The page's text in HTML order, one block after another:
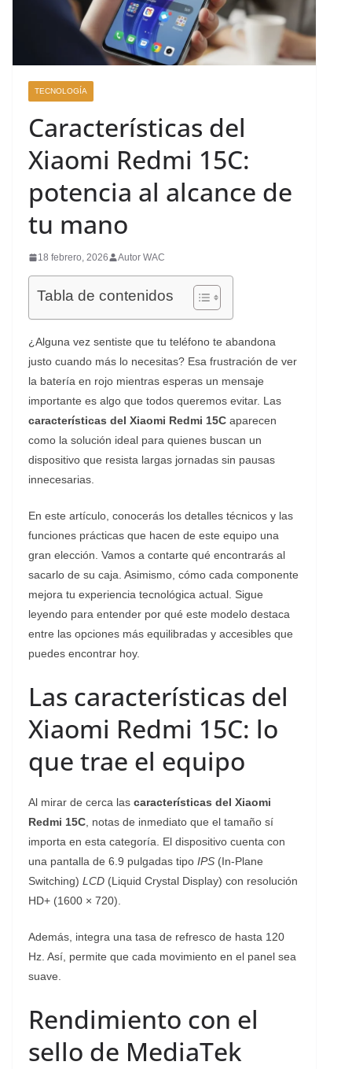
TECNOLOGÍA
Características del
Xiaomi Redmi 15C:
potencia al alcance de
tu mano
18 febrero, 2026 Autor WAC
Tabla de contenidos
¿Alguna vez sentiste que tu teléfono te abandona
justo cuando más lo necesitas? Esa frustración de ver
la batería en rojo mientras esperas un mensaje
importante es algo que todos queremos evitar. Las
características del Xiaomi Redmi 15C aparecen
como la solución ideal para quienes buscan un
dispositivo que resista largas jornadas sin pausas
innecesarias.
En este artículo, conocerás los detalles técnicos y las
funciones prácticas que hacen de este equipo una
gran elección. Vamos a contarte qué encontrarás al
sacarlo de su caja. Asimismo, cómo cada componente
mejora tu experiencia tecnológica actual. Sigue
leyendo para entender por qué este modelo destaca
entre las opciones más equilibradas y accesibles que
puedes encontrar hoy.
Las características del
Xiaomi Redmi 15C: lo
que trae el equipo
Al mirar de cerca las características del Xiaomi
Redmi 15C , notas de inmediato que el tamaño sí
importa en esta categoría. El dispositivo cuenta con
una pantalla de 6.9 pulgadas tipo IPS (In-Plane
Switching) LCD (Liquid Crystal Display) con resolución
HD+ (1600 × 720).
Además, integra una tasa de refresco de hasta 120
Hz. Así, permite que cada movimiento en el panel sea
suave.
Rendimiento con el
sello de MediaTek